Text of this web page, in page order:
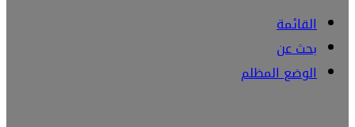
القائمة
بحث عن
الوضع المظلم